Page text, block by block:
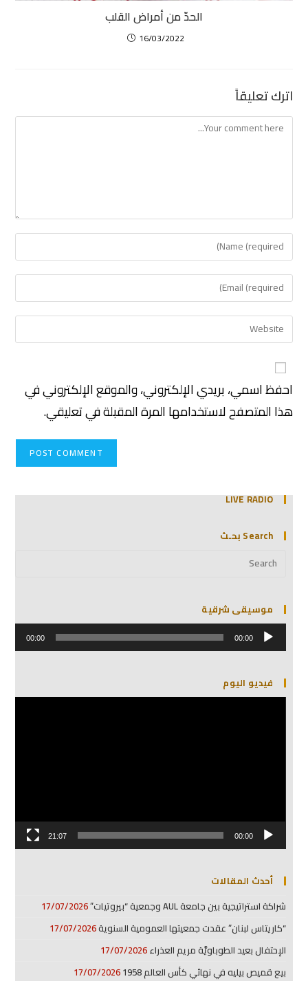
الحدّ من أمراض القلب
16/03/2022
اترك تعليقاً
احفظ اسمي، بريدي الإلكتروني، والموقع الإلكتروني في
هذا المتصفح لاستخدامها المرة المقبلة في تعليقي.
LIVE RADIO
Search بحـث
موسيقى شرقية
مشغل
الصوت 00:00
00:00
فيديو اليوم
مشغل
00:00
21:07
أحدث المقالات
شراكة استراتيجية بين جامعة AUL وجمعية “بيروتيات”
17/07/2026
“كاريتاس لبنان” عقدت جمعيتها العمومية السنوية17/07/2026
الإحتفال بعيد الطوباويَّة مريم العذراء17/07/2026
بيع قميص بيليه في نهائي كأس العالم 1958
17/07/2026